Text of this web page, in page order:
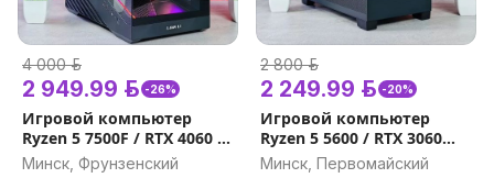
4 000 р.
2 949.99 р. -26%
Игровой компьютер
Ryzen 5 7500F / RTX 4060 /
DDR5 32GB, 16GB / SSD
1000Gb Гарантия на
Минск, Фрунзенский
2 800 р.
2 249.99 р. -20%
Игровой компьютер
Ryzen 5 5600 / RTX 3060
12GB / 32GB, 16GB -
Гарантия на игровой ПК
Минск, Первомайский